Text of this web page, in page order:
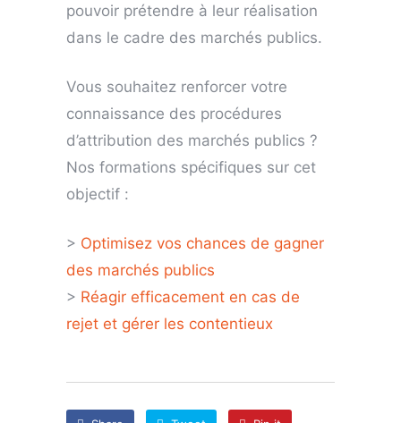
pouvoir prétendre à leur réalisation
dans le cadre des marchés publics.
Vous souhaitez renforcer votre
connaissance des procédures
d’attribution des marchés publics ?
Nos formations spécifiques sur cet
objectif :
> Optimisez vos chances de gagner
des marchés publics
> Réagir efficacement en cas de
rejet et gérer les contentieux